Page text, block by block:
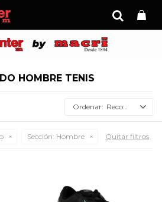
HOMBRE TENIS
Recomendados
Sección: Hombre Quitar filtros